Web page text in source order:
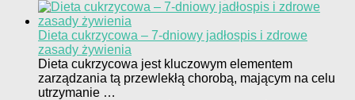
Dieta cukrzycowa – 7-dniowy jadłospis i zdrowe
zasady żywienia
Dieta cukrzycowa jest kluczowym elementem
zarządzania tą przewlekłą chorobą, mającym na celu
utrzymanie …